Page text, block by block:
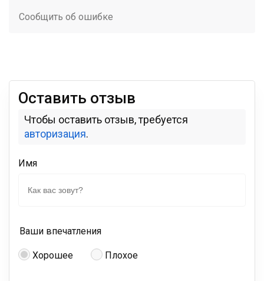
Сообщить об ошибке
Оставить отзыв
Чтобы оставить отзыв, требуется
авторизация.
Имя
Ваши впечатления
Хорошее Плохое